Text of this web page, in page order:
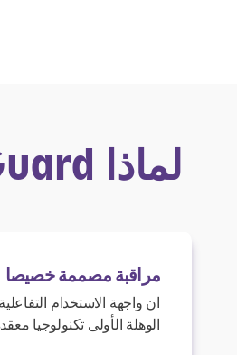
لماذا AvidGuard؟
مراقبة مصممة خصيصا
الوهلة الأولى تكنولوجيا